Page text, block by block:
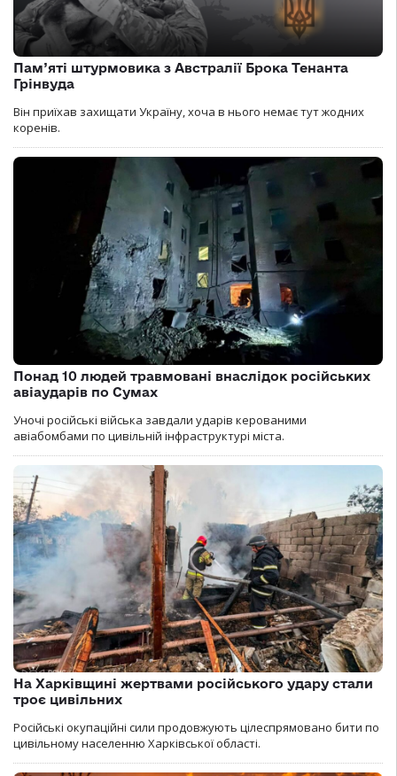
Пам’яті штурмовика з Австралії Брока Тенанта
Грінвуда
Він приїхав захищати Україну, хоча в нього немає тут жодних
коренів.
Понад 10 людей травмовані внаслідок російських
авіаударів по Сумах
Уночі російські війська завдали ударів керованими
авіабомбами по цивільній інфраструктурі міста.
На Харківщині жертвами російського удару стали
троє цивільних
Російські окупаційні сили продовжують цілеспрямовано бити по
цивільному населенню Харківської області.